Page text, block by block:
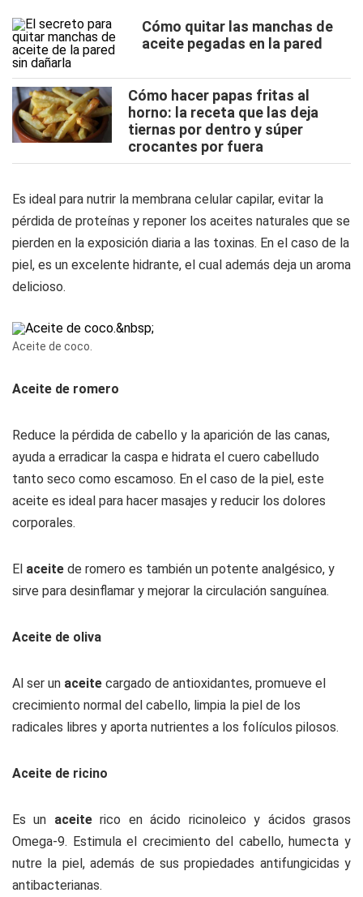
Cómo quitar las manchas de
aceite pegadas en la pared
Cómo hacer papas fritas al
horno: la receta que las deja
tiernas por dentro y súper
crocantes por fuera
Es ideal para nutrir la membrana celular capilar, evitar la
pérdida de proteínas y reponer los aceites naturales que se
pierden en la exposición diaria a las toxinas. En el caso de la
piel, es un excelente hidrante, el cual además deja un aroma
delicioso.
Aceite de coco.
Aceite de romero
Reduce la pérdida de cabello y la aparición de las canas,
ayuda a erradicar la caspa e hidrata el cuero cabelludo
tanto seco como escamoso. En el caso de la piel, este
aceite es ideal para hacer masajes y reducir los dolores
corporales.
El aceite de romero es también un potente analgésico, y
sirve para desinflamar y mejorar la circulación sanguínea.
Aceite de oliva
Al ser un aceite cargado de antioxidantes, promueve el
crecimiento normal del cabello, limpia la piel de los
radicales libres y aporta nutrientes a los folículos pilosos.
Aceite de ricino
Es un aceiterico en ácido ricinoleico y ácidos grasos
Omega-9. Estimula el crecimiento del cabello, humecta y
nutre la piel, además de sus propiedades antifungicidas y
antibacterianas.